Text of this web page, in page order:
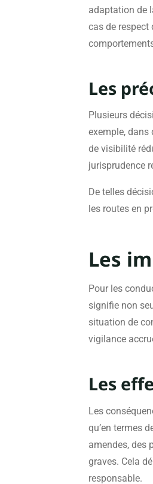
adaptation de
cas de respect
Les
Plusieurs
exemple, dans
de visibilité
jurisprudence
De telles
les routes en
Les
Pour les
signifie non
situation de
vigilance
Les
Les
qu’en termes
amendes, des
graves. Cela
responsable.